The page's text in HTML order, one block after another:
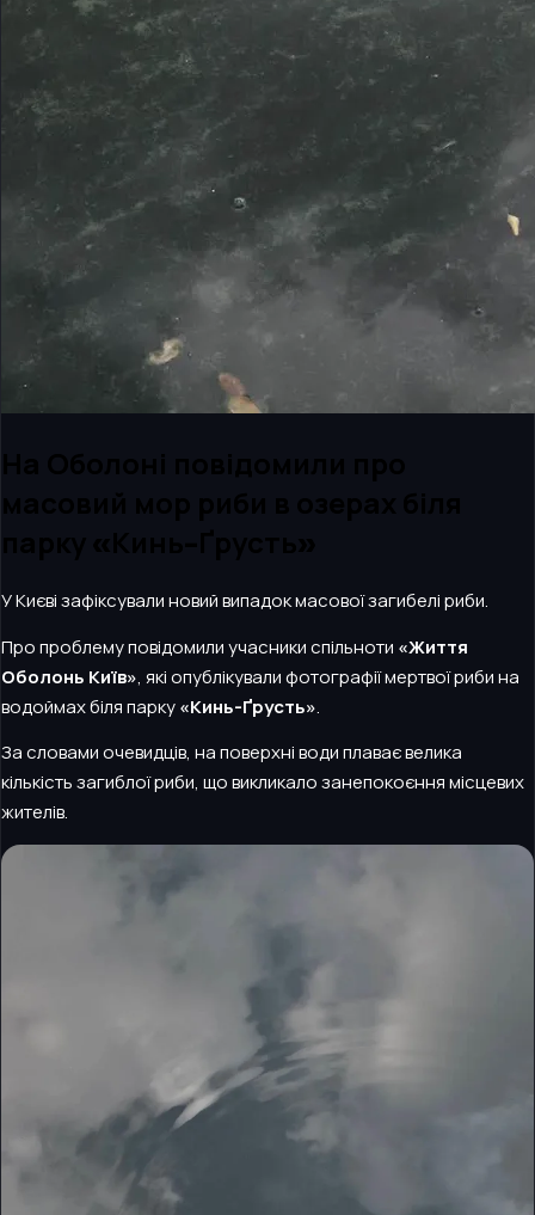
У Києві зафіксували новий випадок масової загибелі риби.
Про проблему повідомили учасники спільноти «Життя
Оболонь Київ», які опублікували фотографії мертвої риби на
водоймах біля парку«Кинь-Ґрусть».
За словами очевидців, на поверхні води плаває велика
кількість загиблої риби, що викликало занепокоєння місцевих
жителів.